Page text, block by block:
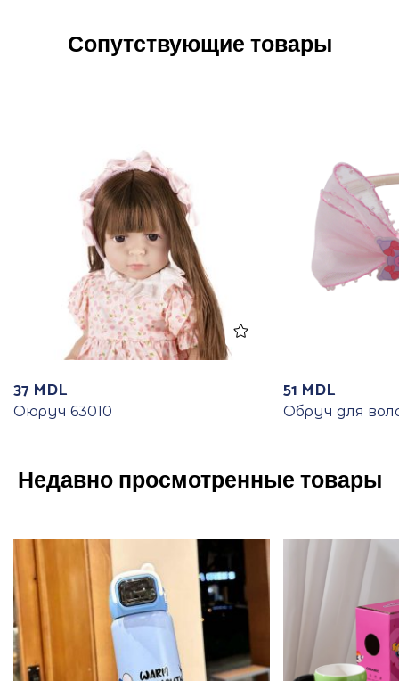
Сопутствующие товары
37 MDL
Оюруч 63010
51 MDL
Обруч для
Недавно просмотренные товары